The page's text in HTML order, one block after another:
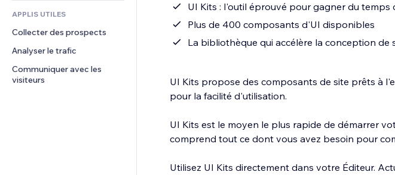
APPLIS UTILES
Collecter des prospects
Analyser le trafic
Communiquer avec les
visiteurs
UI Kits : l'outil éprouvé pour gagner du temps
Plus de 400 composants d'UI disponibles
La bibliothèque qui accélère la conception de
UI Kits propose des composants de site prêts à
pour la facilité d'utilisation.
UI Kits est le moyen le plus rapide de démarrer
comprend tout ce dont vous avez besoin pour
Utilisez UI Kits directement dans votre Éditeur.